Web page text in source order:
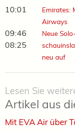
10:01
Emirates:
Airways
09:46 Neue
08:25
neu auf
Lesen Sie
Artikel aus
Mit EVA Air über